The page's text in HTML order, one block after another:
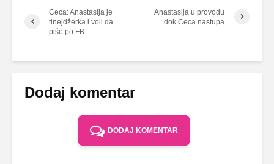
Ceca: Anastasija je
tinejdžerka i voli da
piše po FB
Anastasija u provodu
dok Ceca nastupa
Dodaj komentar
DODAJ KOMENTAR